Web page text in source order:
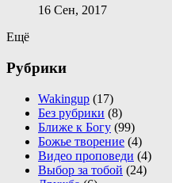
16 Сен, 2017
Ещё
Рубрики
Wakingup (17)
Без рубрики (8)
Ближе к Богу (99)
Божье творение (4)
Видео проповеди (4)
Выбор за тобой (24)